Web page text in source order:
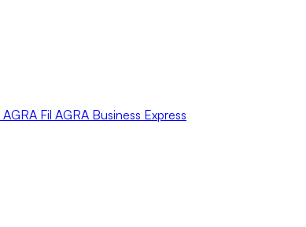
AGRA Fil AGRA Business Express